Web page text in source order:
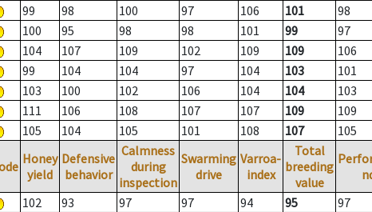
99 98 100 97 106 101
98
100 95 98 98 101 99
97
104 107 109 102 109 109
106
99 104 104 97 104 103
101
103 100 102 106 104 104
103
111 106 108 107 107 109
109
105 104 105 101 108 107 105
Honey
yield
Defensive
behavior
Calmness
during
inspection
Swarming
drive
Varroa-
index
Total
breeding
value
102 93 97 97 94 95
97